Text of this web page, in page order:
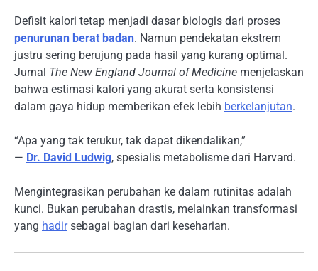
Defisit kalori tetap menjadi dasar biologis dari proses
penurunan berat badan. Namun pendekatan ekstrem
justru sering berujung pada hasil yang kurang optimal.
Jurnal The New England Journal of Medicine menjelaskan
bahwa estimasi kalori yang akurat serta konsistensi
dalam gaya hidup memberikan efek lebih berkelanjutan.
“Apa yang tak terukur, tak dapat dikendalikan,”
— Dr. David Ludwig, spesialis metabolisme dari Harvard.
Mengintegrasikan perubahan ke dalam rutinitas adalah
kunci. Bukan perubahan drastis, melainkan transformasi
yang hadirsebagai bagian dari keseharian.